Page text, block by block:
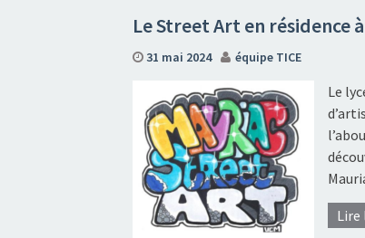
Le Street Art en résidence
31 mai 2024 équipe TICE
Le
Lire